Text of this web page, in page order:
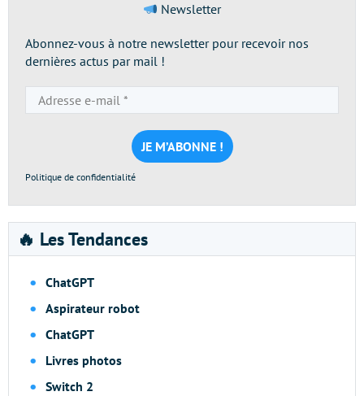
Newsletter
Abonnez-vous à notre newsletter pour recevoir nos
dernières actus par mail !
e-
mail
*
Politique de confidentialité
🔥 Les Tendances
ChatGPT
Aspirateur robot
ChatGPT
Livres photos
Switch 2